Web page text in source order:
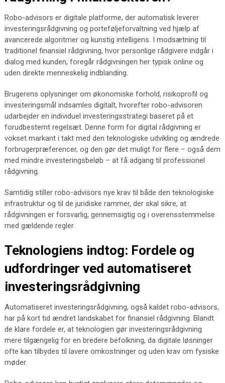
Robo-advisors er digitale platforme, der automatisk leverer
investeringsrådgivning og porteføljeforvaltning ved hjælp af
avancerede algoritmer og kunstig intelligens. I modsætning til
traditionel finansiel rådgivning, hvor personlige rådgivere indgår i
dialog med kunden, foregår rådgivningen her typisk online og
uden direkte menneskelig indblanding.
Brugerens oplysninger om økonomiske forhold, risikoprofil og
investeringsmål indsamles digitalt, hvorefter robo-advisoren
udarbejder en individuel investeringsstrategi baseret på et
forudbestemt regelsæt. Denne form for digital rådgivning er
vokset markant i takt med den teknologiske udvikling og ændrede
forbrugerpræferencer, og den gør det muligt for flere – også dem
med mindre investeringsbeløb – at få adgang til professionel
rådgivning.
Samtidig stiller robo-advisors nye krav til både den teknologiske
infrastruktur og til de juridiske rammer, der skal sikre, at
rådgivningen er forsvarlig, gennemsigtig og i overensstemmelse
med gældende regler.
Teknologiens indtog: Fordele og
udfordringer ved automatiseret
investeringsrådgivning
Automatiseret investeringsrådgivning, også kaldet robo-advisors,
har på kort tid ændret landskabet for finansiel rådgivning. Blandt
de klare fordele er, at teknologien gør investeringsrådgivning
mere tilgængelig for en bredere befolkning, da digitale løsninger
ofte kan tilbydes til lavere omkostninger og uden krav om fysiske
møder.